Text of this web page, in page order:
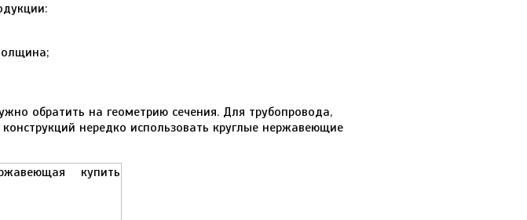
обратить на геометрию сечения. Для трубопровода,
нередко использовать круглые нержавеющие